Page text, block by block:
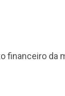
financeiro da